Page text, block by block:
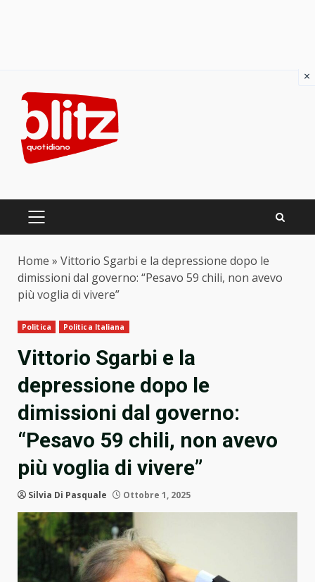
content
PRIMARY
Home » Vittorio Sgarbi e la depressione dopo le
dimissioni dal governo: “Pesavo 59 chili, non avevo
più voglia di vivere”
Politica Politica Italiana
Vittorio Sgarbi e la
depressione dopo le
dimissioni dal governo:
“Pesavo 59 chili, non avevo
più voglia di vivere”
Silvia Di Pasquale Ottobre 1, 2025
×